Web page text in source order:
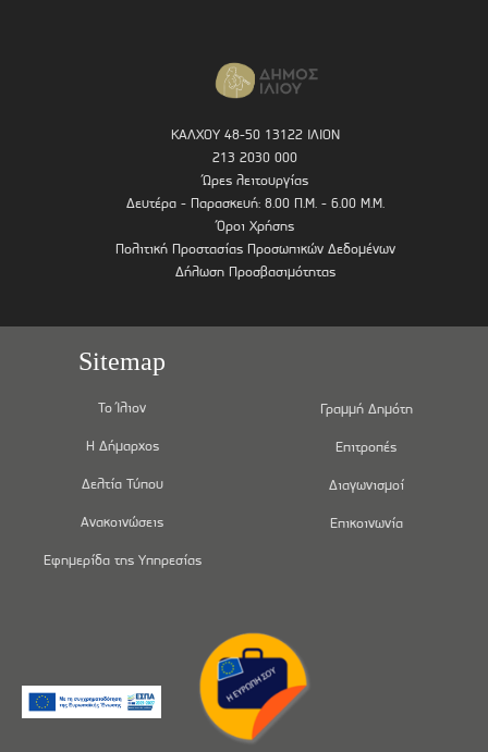
ΚΑΛΧΟΥ 48-50 13122 ΙΛΙΟΝ
213 2030 000
Ώρες λειτουργίας
Δευτέρα - Παρασκευή: 8.00 Π.Μ. - 6.00 Μ.Μ.
Όροι Χρήσης
Πολιτική Προστασίας Προσωπικών Δεδομένων
Δήλωση Προσβασιμότητας
Sitemap
Το Ίλιον
Η Δήμαρχος
Δελτία Τύπου
Ανακοινώσεις
Εφημερίδα της Υπηρεσίας
Γραμμή Δημότη
Επιτροπές
Διαγωνισμοί
Επικοινωνία